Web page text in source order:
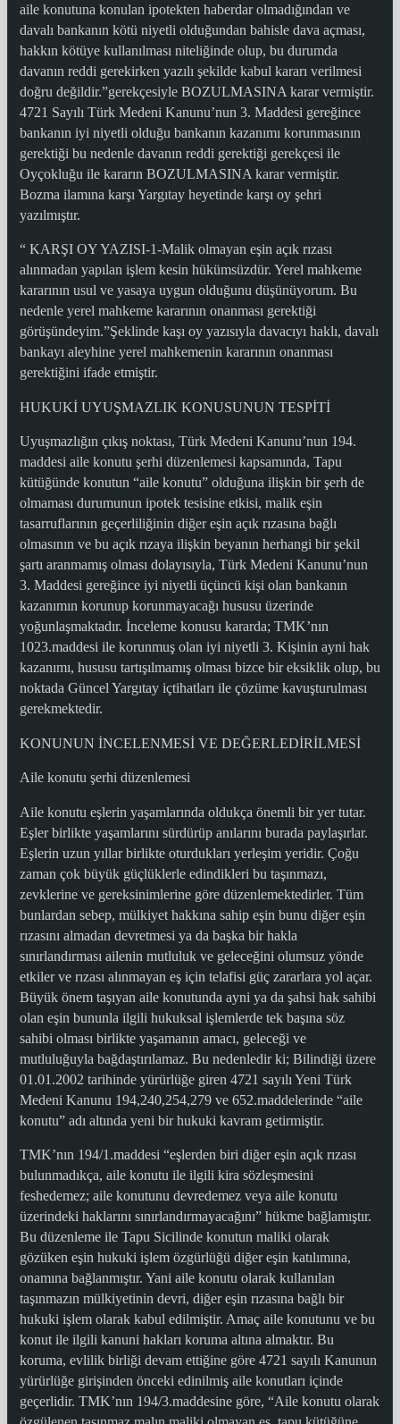
aile konutuna konulan ipotekten haberdar olmadığından ve
davalı bankanın kötü niyetli olduğundan bahisle dava açması,
hakkın kötüye kullanılması niteliğinde olup, bu durumda
davanın reddi gerekirken yazılı şekilde kabul kararı verilmesi
doğru değildir.”gerekçesiyle BOZULMASINA karar vermiştir.
4721 Sayılı Türk Medeni Kanunu’nun 3. Maddesi gereğince
bankanın iyi niyetli olduğu bankanın kazanımı korunmasının
gerektiği bu nedenle davanın reddi gerektiği gerekçesi ile
Oyçokluğu ile kararın BOZULMASINA karar vermiştir.
Bozma ilamına karşı Yargıtay heyetinde karşı oy şehri
yazılmıştır.
“ KARŞI OY YAZISI-1-Malik olmayan eşin açık rızası
alınmadan yapılan işlem kesin hükümsüzdür. Yerel mahkeme
kararının usul ve yasaya uygun olduğunu düşünüyorum. Bu
nedenle yerel mahkeme kararının onanması gerektiği
görüşündeyim.”Şeklinde kaşı oy yazısıyla davacıyı haklı, davalı
bankayı aleyhine yerel mahkemenin kararının onanması
gerektiğini ifade etmiştir.
HUKUKİ UYUŞMAZLIK KONUSUNUN TESPİTİ
Uyuşmazlığın çıkış noktası, Türk Medeni Kanunu’nun 194.
maddesi aile konutu şerhi düzenlemesi kapsamında, Tapu
kütüğünde konutun “aile konutu” olduğuna ilişkin bir şerh de
olmaması durumunun ipotek tesisine etkisi, malik eşin
tasarruflarının geçerliliğinin diğer eşin açık rızasına bağlı
olmasının ve bu açık rızaya ilişkin beyanın herhangi bir şekil
şartı aranmamış olması dolayısıyla, Türk Medeni Kanunu’nun
3. Maddesi gereğince iyi niyetli üçüncü kişi olan bankanın
kazanımın korunup korunmayacağı hususu üzerinde
yoğunlaşmaktadır. İnceleme konusu kararda; TMK’nın
1023.maddesi ile korunmuş olan iyi niyetli 3. Kişinin ayni hak
kazanımı, hususu tartışılmamış olması bizce bir eksiklik olup, bu
noktada Güncel Yargıtay içtihatları ile çözüme kavuşturulması
gerekmektedir.
KONUNUN İNCELENMESİ VE DEĞERLEDİRİLMESİ
Aile konutu şerhi düzenlemesi
Aile konutu eşlerin yaşamlarında oldukça önemli bir yer tutar.
Eşler birlikte yaşamlarını sürdürüp anılarını burada paylaşırlar.
Eşlerin uzun yıllar birlikte oturdukları yerleşim yeridir. Çoğu
zaman çok büyük güçlüklerle edindikleri bu taşınmazı,
zevklerine ve gereksinimlerine göre düzenlemektedirler. Tüm
bunlardan sebep, mülkiyet hakkına sahip eşin bunu diğer eşin
rızasını almadan devretmesi ya da başka bir hakla
sınırlandırması ailenin mutluluk ve geleceğini olumsuz yönde
etkiler ve rızası alınmayan eş için telafisi güç zararlara yol açar.
Büyük önem taşıyan aile konutunda ayni ya da şahsi hak sahibi
olan eşin bununla ilgili hukuksal işlemlerde tek başına söz
sahibi olması birlikte yaşamanın amacı, geleceği ve
mutluluğuyla bağdaştırılamaz. Bu nedenledir ki; Bilindiği üzere
01.01.2002 tarihinde yürürlüğe giren 4721 sayılı Yeni Türk
Medeni Kanunu 194,240,254,279 ve 652.maddelerinde “aile
konutu” adı altında yeni bir hukuki kavram getirmiştir.
TMK’nın 194/1.maddesi “eşlerden biri diğer eşin açık rızası
bulunmadıkça, aile konutu ile ilgili kira sözleşmesini
feshedemez; aile konutunu devredemez veya aile konutu
üzerindeki haklarını sınırlandırmayacağını” hükme bağlamıştır.
Bu düzenleme ile Tapu Sicilinde konutun maliki olarak
gözüken eşin hukuki işlem özgürlüğü diğer eşin katılımına,
onamına bağlanmıştır. Yani aile konutu olarak kullanılan
taşınmazın mülkiyetinin devri, diğer eşin rızasına bağlı bir
hukuki işlem olarak kabul edilmiştir. Amaç aile konutunu ve bu
konut ile ilgili kanuni hakları koruma altına almaktır. Bu
koruma, evlilik birliği devam ettiğine göre 4721 sayılı Kanunun
yürürlüğe girişinden önceki edinilmiş aile konutları içinde
geçerlidir. TMK’nın 194/3.maddesine göre, “Aile konutu olarak